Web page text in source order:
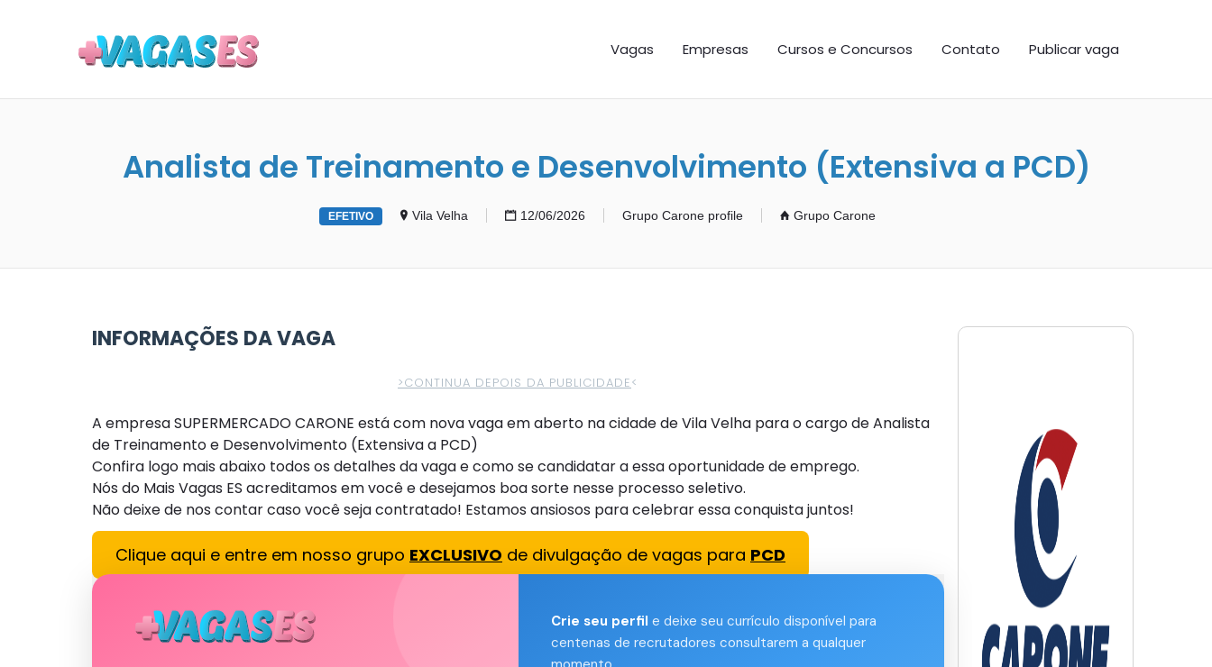
Vagas Empresas Cursos e Concursos Contato Publicar vaga
Analista de Treinamento e Desenvolvimento (Extensiva a PCD)
EFETIVO Vila Velha 12/06/2026 Grupo Carone profile Grupo Carone
INFORMAÇÕES DA VAGA
>CONTINUA DEPOIS DA PUBLICIDADE<
A empresa SUPERMERCADO CARONE está com nova vaga em aberto na cidade de Vila Velha para o cargo de Analista
de Treinamento e Desenvolvimento (Extensiva a PCD)
Confira logo mais abaixo todos os detalhes da vaga e como se candidatar a essa oportunidade de emprego.
Nós do Mais Vagas ES acreditamos em você e desejamos boa sorte nesse processo seletivo.
Não deixe de nos contar caso você seja contratado! Estamos ansiosos para celebrar essa conquista juntos!
Clique aqui e entre em nosso grupo EXCLUSIVO de divulgação de vagas para PCD
Crie seu perfil e deixe seu currículo disponível para
centenas de recrutadores consultarem a qualquer